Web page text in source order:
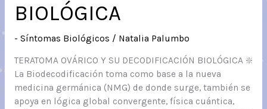
BIOLÓGICA
- Síntomas Biológicos / Natalia Palumbo
TERATOMA OVÁRICO Y SU DECODIFICACIÓN BIOLÓGICA ❇️
La Biodecodificación toma como base a la nueva
medicina germánica (NMG) de donde surge, también se
apoya en lógica global convergente, física cuántica,